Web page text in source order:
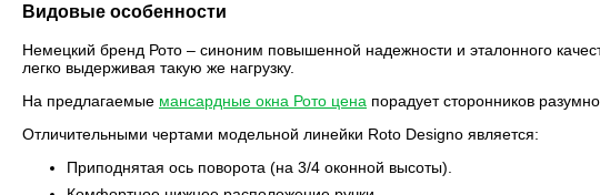
Видовые особенности
Немецкий бренд Рото – синоним повышенной надежности и эталонного
легко выдерживая такую же нагрузку.
На предлагаемые мансардные окна Рото цена порадует сторонников
Отличительными чертами модельной линейки Roto Designo является:
Приподнятая ось поворота (на 3/4 оконной высоты).